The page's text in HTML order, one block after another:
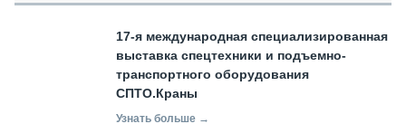
17-я международная специализированная
выставка спецтехники и подъемно-
транспортного оборудования
СПТО.Краны
Узнать больше →